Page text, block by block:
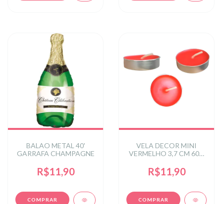
BALAO METAL 40'
GARRAFA CHAMPAGNE
R$11,90
VELA DECOR MINI
VERMELHO 3,7 CM 60G
R$11,90